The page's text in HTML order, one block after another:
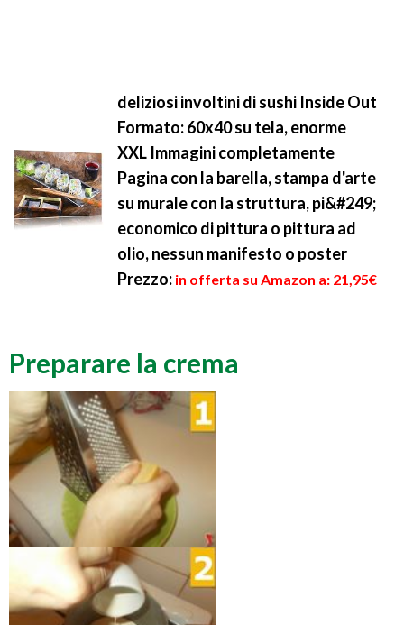
deliziosi involtini di sushi Inside Out
Formato: 60x40 su tela, enorme
XXL Immagini completamente
Pagina con la barella, stampa d'arte
su murale con la struttura, pi&#249;
economico di pittura o pittura ad
olio, nessun manifesto o poster
Prezzo: in offerta su Amazon a: 21,95€
Preparare la crema